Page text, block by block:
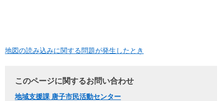
地図の読み込みに関する問題が発生したとき
このページに関するお問い合わせ
地域支援課 唐子市民活動センター